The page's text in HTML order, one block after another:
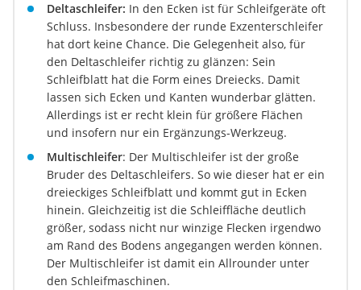
Deltaschleifer: In den Ecken ist für Schleifgeräte oft
Schluss. Insbesondere der runde Exzenterschleifer
hat dort keine Chance. Die Gelegenheit also, für
den Deltaschleifer richtig zu glänzen: Sein
Schleifblatt hat die Form eines Dreiecks. Damit
lassen sich Ecken und Kanten wunderbar glätten.
Allerdings ist er recht klein für größere Flächen
und insofern nur ein Ergänzungs-Werkzeug.
Multischleifer: Der Multischleifer ist der große
Bruder des Deltaschleifers. So wie dieser hat er ein
dreieckiges Schleifblatt und kommt gut in Ecken
hinein. Gleichzeitig ist die Schleiffläche deutlich
größer, sodass nicht nur winzige Flecken irgendwo
am Rand des Bodens angegangen werden können.
Der Multischleifer ist damit ein Allrounder unter
den Schleifmaschinen.